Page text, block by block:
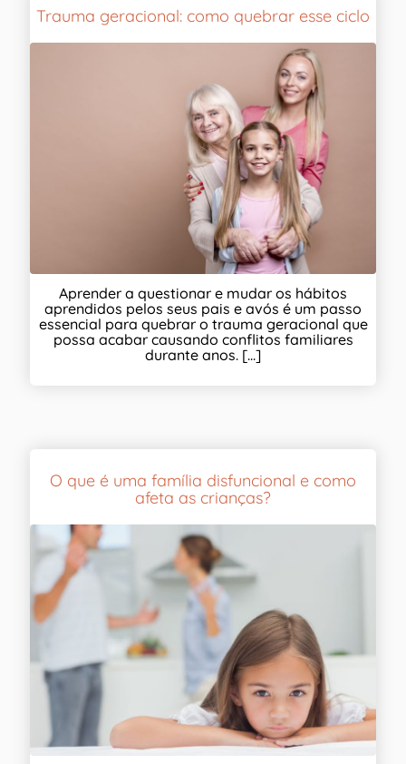
Trauma geracional: como quebrar esse ciclo
Aprender a questionar e mudar os hábitos
aprendidos pelos seus pais e avós é um passo
essencial para quebrar o trauma geracional que
possa acabar causando conflitos familiares
durante anos. [...]
O que é uma família disfuncional e como
afeta as crianças?